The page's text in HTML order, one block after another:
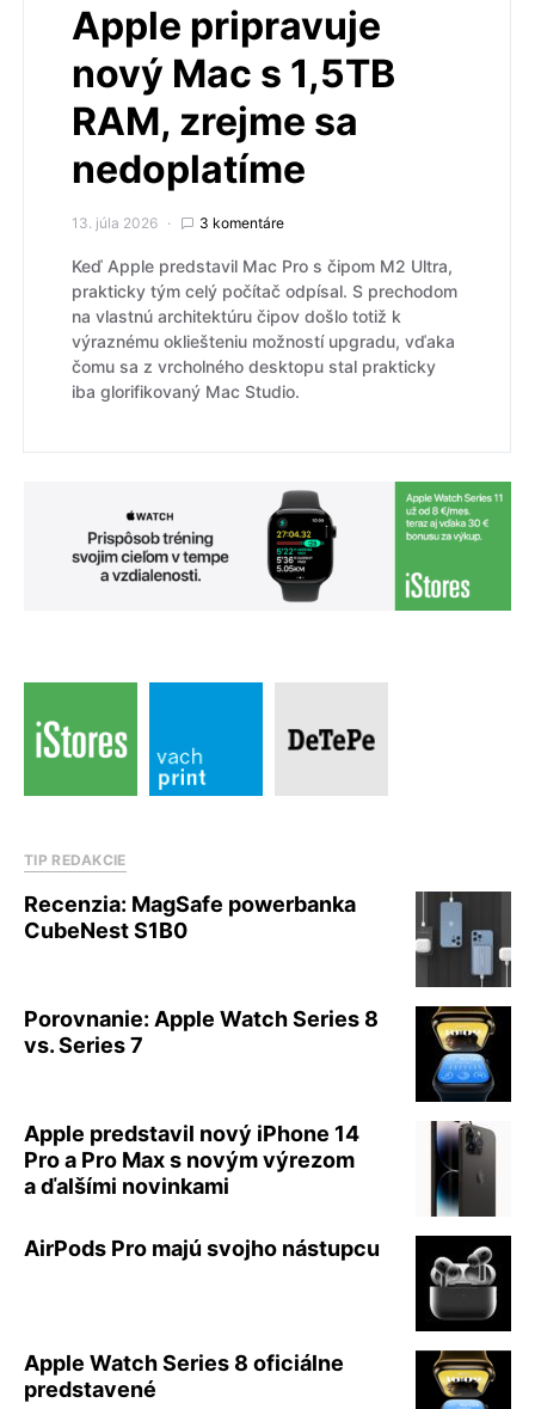
Apple pripravuje
nový Mac s 1,5TB
RAM, zrejme sa
nedoplatíme
13. júla 2026 3 komentáre
Keď Apple predstavil Mac Pro s čipom M2 Ultra,
prakticky tým celý počítač odpísal. S prechodom
na vlastnú architektúru čipov došlo totiž k
výraznému okliešteniu možností upgradu, vďaka
čomu sa z vrcholného desktopu stal prakticky
iba glorifikovaný Mac Studio.
TIP REDAKCIE
Recenzia: MagSafe powerbanka
CubeNest S1B0
Porovnanie: Apple Watch Series 8
vs. Series 7
Apple predstavil nový iPhone 14
Pro a Pro Max s novým výrezom
a ďalšími novinkami
AirPods Pro majú svojho nástupcu
Apple Watch Series 8 oficiálne
predstavené